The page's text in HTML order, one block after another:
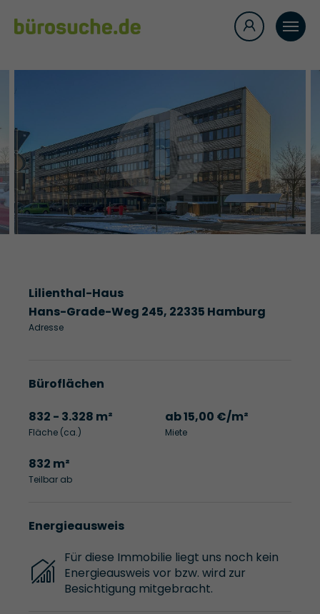
Lilienthal-Haus
Hans-Grade-Weg 245, 22335 Hamburg
Adresse
Büroflächen
832 - 3.328 m²
Fläche (ca.)
ab 15,00 €/m²
Miete
832 m²
Teilbar ab
Energieausweis
Für diese Immobilie liegt uns noch kein
Energieausweis vor bzw. wird zur
Besichtigung mitgebracht.